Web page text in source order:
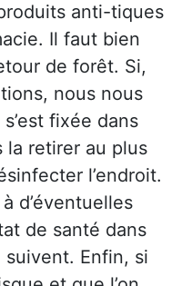
anti-tiques
Il faut bien
de forêt. Si,
nous nous
fixée dans
la retirer au plus
l’endroit.
d’éventuelles
de santé dans
Enfin, si